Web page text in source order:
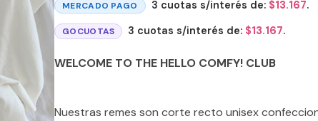
MERCADO PAGO 3 cuotas s/interés de: $13.167.
GOCUOTAS 3 cuotas s/interés de: $13.167.
WELCOME TO THE HELLO COMFY! CLUB
Nuestras remes son corte recto unisex